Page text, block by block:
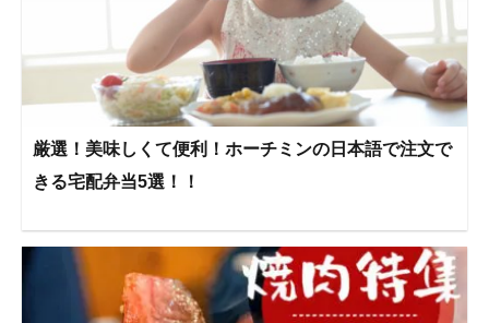
厳選！美味しくて便利！ホーチミンの日本語で注文で
きる宅配弁当5選！！